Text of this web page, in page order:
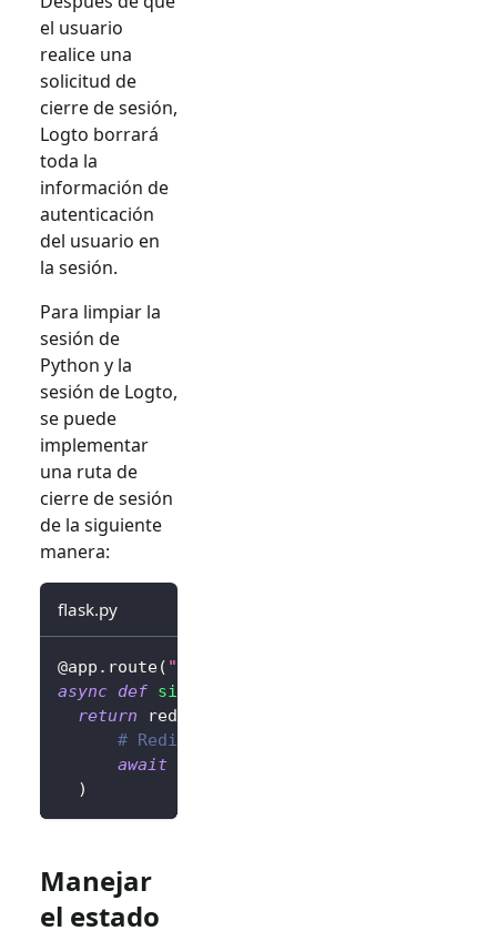
el usuario
realice una
solicitud de
cierre de sesión,
Logto borrará
toda la
información de
autenticación
del usuario en
la sesión.
Para limpiar la
sesión de
Python y la
sesión de Logto,
se puede
implementar
una ruta de
cierre de sesión
de la siguiente
manera:
flask.py
@app . route( "/sign-out"
async def sign_out
return redirect
# Redirige al usuario a la página de
await
)
Manejar
el estado